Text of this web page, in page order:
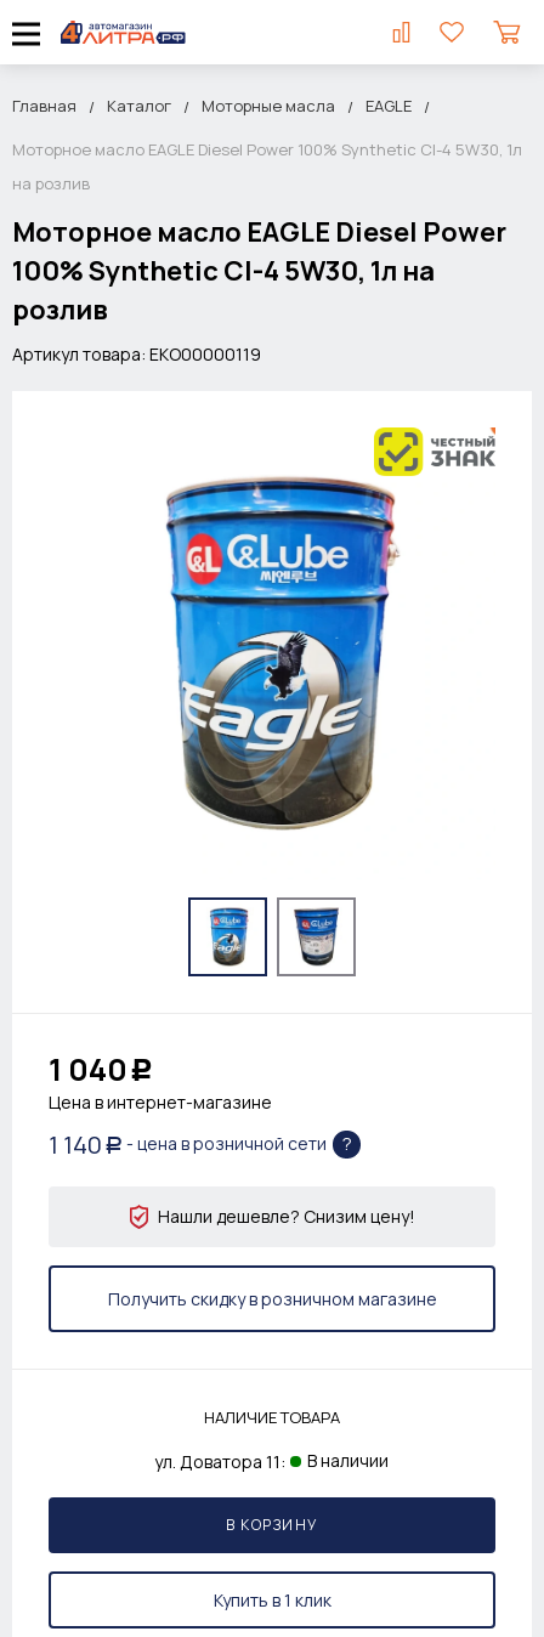
Главная Каталог Моторные масла
EAGLE
Моторное масло EAGLE Diesel Power 100% Synthetic CI-4 5W30, 1л
на розлив
Моторное масло EAGLE Diesel Power
100% Synthetic CI-4 5W30, 1л на
розлив
Артикул товара: EKO00000119
1 040 Р
Цена в интернет-магазине
1 140 Р - цена в розничной сети ?
Нашли дешевле? Снизим цену!
Получить скидку в розничном магазине
НАЛИЧИЕ ТОВАРА
ул. Доватора 11: В наличии
В КОРЗИНУ
Купить в 1 клик